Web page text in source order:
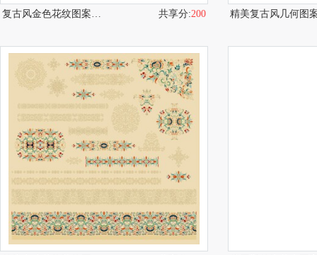
复古风金色花纹图案集合 共享分:200